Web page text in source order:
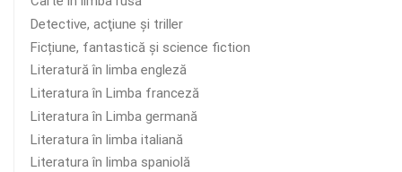
Detective, acţiune şi triller
Ficțiune, fantastică și science fiction
Literatură în limba engleză
Literatura în Limba franceză
Literatura în Limba germană
Literatura în limba italiană
Literatura în limba spaniolă